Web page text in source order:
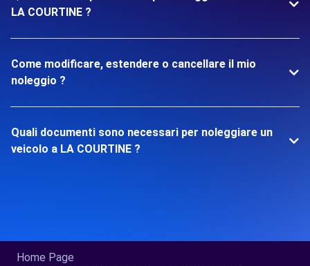
LA COURTINE ?
Come modificare, estendere o cancellare il mio
noleggio ?
Quali documenti sono necessari per noleggiare un
veicolo a LA COURTINE ?
Home Page